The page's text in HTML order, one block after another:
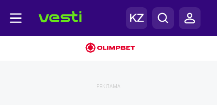
РЕКЛАМА